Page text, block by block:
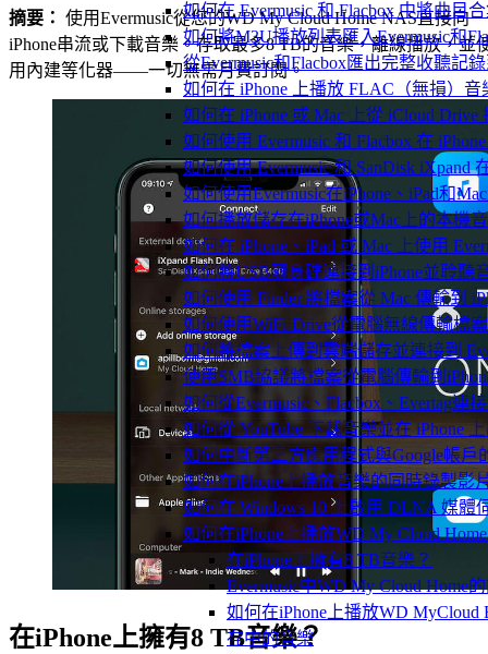
如何在 Evermusic 和 Flacbox 中將曲目
如何將M3U播放列表匯入Evermusic和
從Evermusic和Flacbox匯出完整收聽記
如何在 iPhone 上播放 FLAC（無損）音
如何在 iPhone 或 Mac 上從 iCloud Drive
如何使用 Evermusic 和 Flacbox 在
如何使用 Evermusic 和 SanDisk iXpand
如何使用Evermusic在iPhone、iPad和
如何播放儲存在iPhone或Mac上的本機
如何在 iPhone、iPad 或 Mac 上使用
如何將USB隨身碟連接到iPhone並聆聽
如何使用 Finder 將檔案從 Mac 傳輸到
如何使用WiFi-Drive從電腦無線傳輸檔案
如何將檔案上傳到雲端儲存並連接到
使用SMB協議將檔案從電腦傳輸到
如何從Evermusic、Flacbox、Evertag連
如何從 YouTube 下載音樂並在 iPhone
如何中斷第三方應用程式與Google帳戶
如何在iPhone上播放音樂的同時錄製影
如何在 Windows 10 上啟用 DLNA 媒體
如何在iPhone上播放WD My Cloud
在iPhone上擁有8 TB音樂？
Evermusic中WD My Cloud Home
如何在iPhone上播放WD
存中的音樂
摘要： 使用Evermusic從您的WD My Cloud Home NAS直接向
iPhone串流或下載音樂。存取最多8 TB的音樂，離線播放，並
用內建等化器——一切無需月費訂閱。
在iPhone上擁有8 TB音樂？